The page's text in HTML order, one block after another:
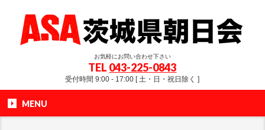
お気軽にお問い合わせ下さい
TEL 043-225-0843
受付時間 9:00 - 17:00 [ 土・日・祝日除く ]
MENU